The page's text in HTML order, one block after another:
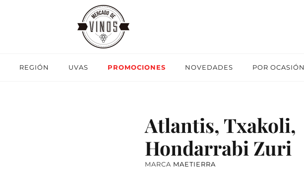
REGIÓN UVAS PROMOCIONES NOVEDADES POR OCASIÓN
Atlantis, Txakoli,
Hondarrabi Zuri
MARCA MAETIERRA